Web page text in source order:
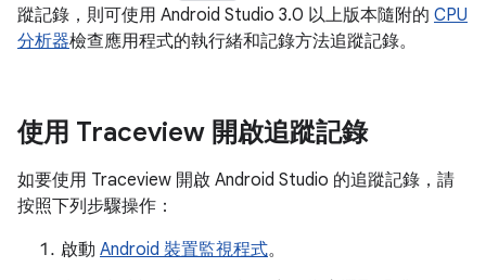
蹤記錄，則可使用 Android Studio 3.0 以上版本隨附的 CPU
分析器檢查應用程式的執行緒和記錄方法追蹤記錄。
使用 Traceview 開啟追蹤記錄
如要使用 Traceview 開啟 Android Studio 的追蹤記錄，請
按照下列步驟操作：
啟動 Android 裝置監視程式。